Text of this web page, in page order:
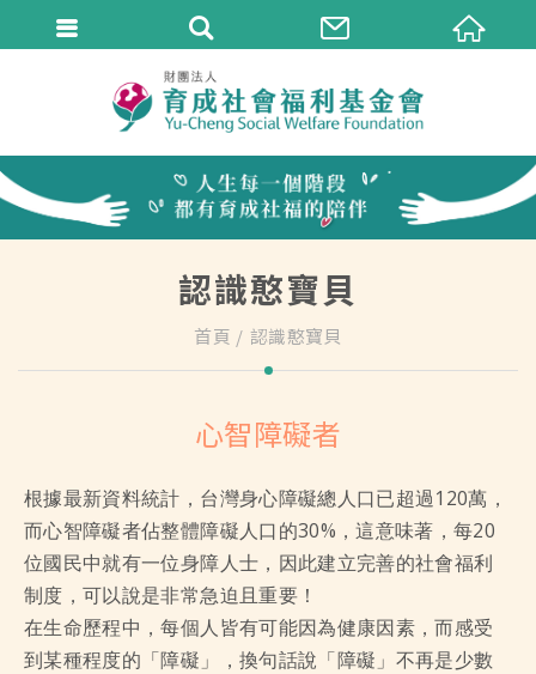
認識憨寶貝
首頁 認識憨寶貝
心智障礙者
根據最新資料統計，台灣身心障礙總人口已超過120萬，
而心智障礙者佔整體障礙人口的30%，這意味著，每20
位國民中就有一位身障人士，因此建立完善的社會福利
制度，可以說是非常急迫且重要！
在生命歷程中，每個人皆有可能因為健康因素，而感受
到某種程度的「障礙」，換句話說「障礙」不再是少數